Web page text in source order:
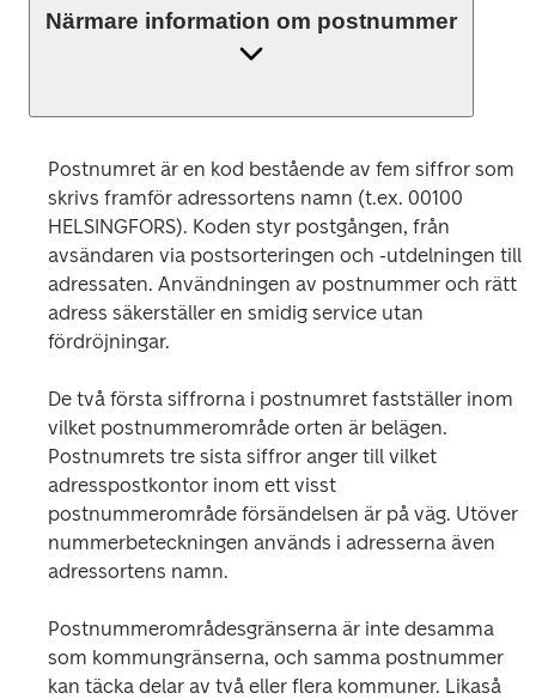
Närmare information om postnummer
Postnumret är en kod bestående av fem siffror som
skrivs framför adressortens namn (t.ex. 00100
HELSINGFORS). Koden styr postgången, från
avsändaren via postsorteringen och -utdelningen till
adressaten. Användningen av postnummer och rätt
adress säkerställer en smidig service utan
fördröjningar.
De två första siffrorna i postnumret fastställer inom
vilket postnummerområde orten är belägen.
Postnumrets tre sista siffror anger till vilket
adresspostkontor inom ett visst
postnummerområde försändelsen är på väg. Utöver
nummerbeteckningen används i adresserna även
adressortens namn.
Postnummerområdesgränserna är inte desamma
som kommungränserna, och samma postnummer
kan täcka delar av två eller flera kommuner. Likaså